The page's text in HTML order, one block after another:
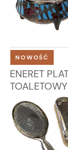
ENERET
NOWOŚĆ